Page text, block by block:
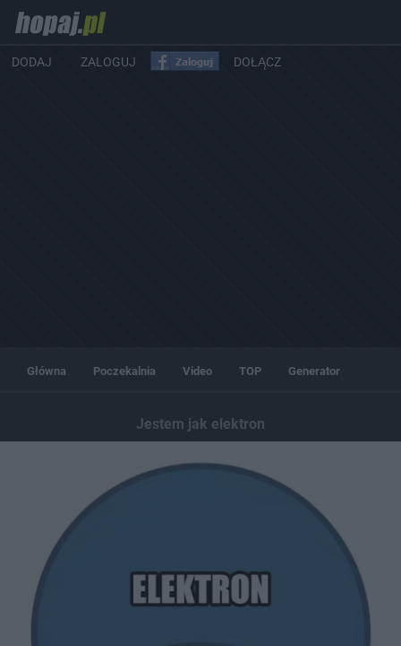
DODAJ ZALOGUJ DOŁĄCZ
Główna Poczekalnia Video TOP Generator
Jestem jak elektron